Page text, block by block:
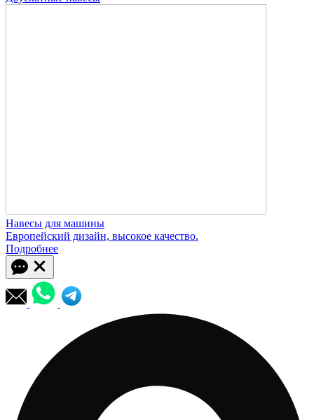
Навесы для машины
Европейский дизайн, высокое качество.
Подробнее